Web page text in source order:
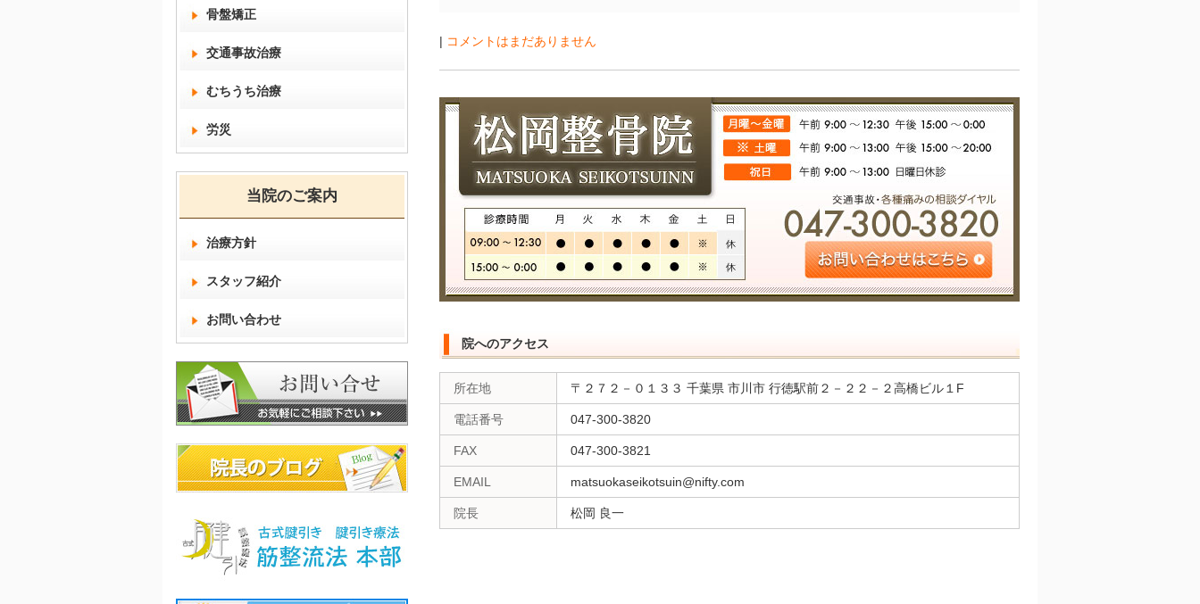
| コメントはまだありません
院へのアクセス
所在地 〒２７２－０１３３ 千葉県 市川市 行徳駅前２－２２－２高橋ビル１F
電話番号 047-300-3820
FAX 047-300-3821
EMAIL matsuokaseikotsuin@nifty.com
院長 松岡 良一
骨盤矯正
交通事故治療
むちうち治療
労災
当院のご案内
治療方針
スタッフ紹介
お問い合わせ